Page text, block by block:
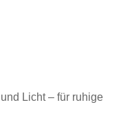
Licht – für ruhige